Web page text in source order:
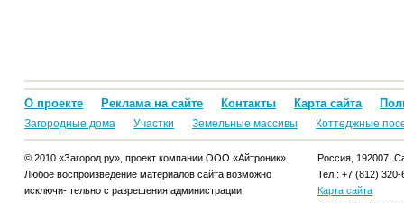
О проекте Реклама на сайте Контакты Карта сайта
Загородные дома Участки Земельные массивы Коттеджные
© 2010 «Загород.ру», проект компании ООО «Айтроник».
Любое воспроизведение материалов сайта возможно
исключи- тельно с разрешения администрации
Россия, 192007,
Тел.: +7 (812) 320-
Карта сайта